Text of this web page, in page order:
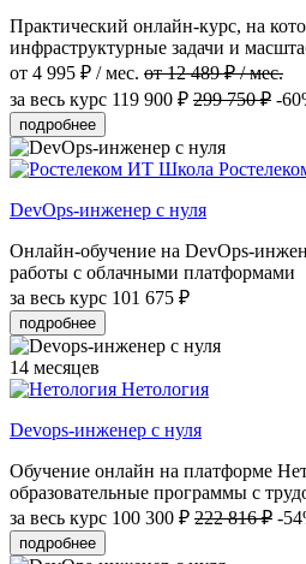
Практический онлайн-курс, на
инфраструктурные задачи и
от 4 995 ₽ / мес. от 12 489 ₽ / мес.
за весь курс 119 900 ₽ 299 750 ₽ -
подробнее
DevOps-инженер с нуля
Онлайн-обучение на DevOps-
работы с облачными платформами
за весь курс 101 675 ₽
подробнее
14 месяцев
Нетология
Devops-инженер с нуля
Обучение онлайн на платформе
образовательные программы с
за весь курс 100 300 ₽ 222 816 ₽ -
подробнее